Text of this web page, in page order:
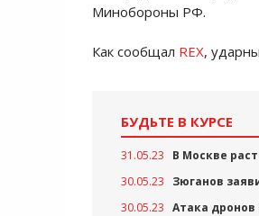
Минобороны РФ.
Как сообщал REX,
БУДЬТЕ В КУРСЕ
31.05.23
В Москве
30.05.23
Зюганов
30.05.23 Атака дронов